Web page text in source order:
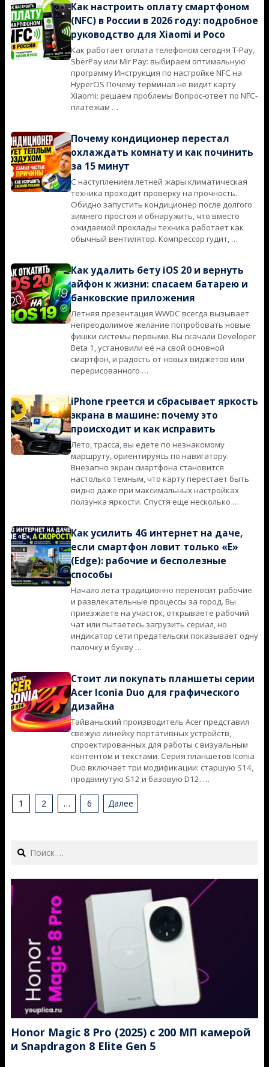
Как настроить оплату смартфоном
(NFC) в России в 2026 году: подробное
руководство для Xiaomi и Poco
2026-
06-
15
Как работает оплата телефоном сегодня T-Pay,
SberPay или Mir Pay: выбираем оптимальную
программу Инструкция по настройке NFC на
HyperOS Почему терминал не видит карту
Xiaomi: решаем проблемы Вопрос-ответ по NFC-
платежам …
Почему кондиционер перестал
охлаждать комнату и как починить
за 15 минут
2026-
06-
12
С наступлением летней жары климатическая
техника проходит проверку на прочность.
Обидно запустить кондиционер после долгого
зимнего простоя и обнаружить, что вместо
ожидаемой прохлады техника работает как
обычный вентилятор. Компрессор гудит, …
Как удалить бету iOS 20 и вернуть
айфон к жизни: спасаем батарею и
банковские приложения
2026-
06-
11
Летняя презентация WWDC всегда вызывает
непреодолимое желание попробовать новые
фишки системы первыми. Вы скачали Developer
Beta 1, установили её на свой основной
смартфон, и радость от новых виджетов или
перерисованного …
iPhone греется и сбрасывает яркость
экрана в машине: почему это
происходит и как исправить
2026-
06-
11
Лето, трасса, вы едете по незнакомому
маршруту, ориентируясь по навигатору.
Внезапно экран смартфона становится
настолько темным, что карту перестает быть
видно даже при максимальных настройках
ползунка яркости. Спустя еще несколько …
Как усилить 4G интернет на даче,
если смартфон ловит только «E»
(Edge): рабочие и бесполезные
способы
2026-
06-
10
Начало лета традиционно переносит рабочие
и развлекательные процессы за город. Вы
приезжаете на участок, открываете рабочий
чат или пытаетесь загрузить сериал, но
индикатор сети предательски показывает одну
палочку и букву …
Стоит ли покупать планшеты серии
Acer Iconia Duo для графического
дизайна
2026-
06-
04
Тайваньский производитель Acer представил
свежую линейку портативных устройств,
спроектированных для работы с визуальным
контентом и текстами. Серия планшетов Iconia
Duo включает три модификации: старшую S14,
продвинутую S12 и базовую D12. …
Пагинация
записей
1 2 … 6 Далее
Search
Honor Magic 8 Pro (2025) с 200 МП камерой
и Snapdragon 8 Elite Gen 5